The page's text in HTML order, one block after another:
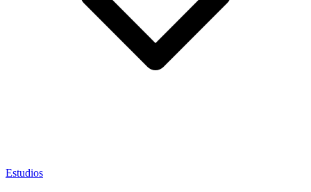
Estudios